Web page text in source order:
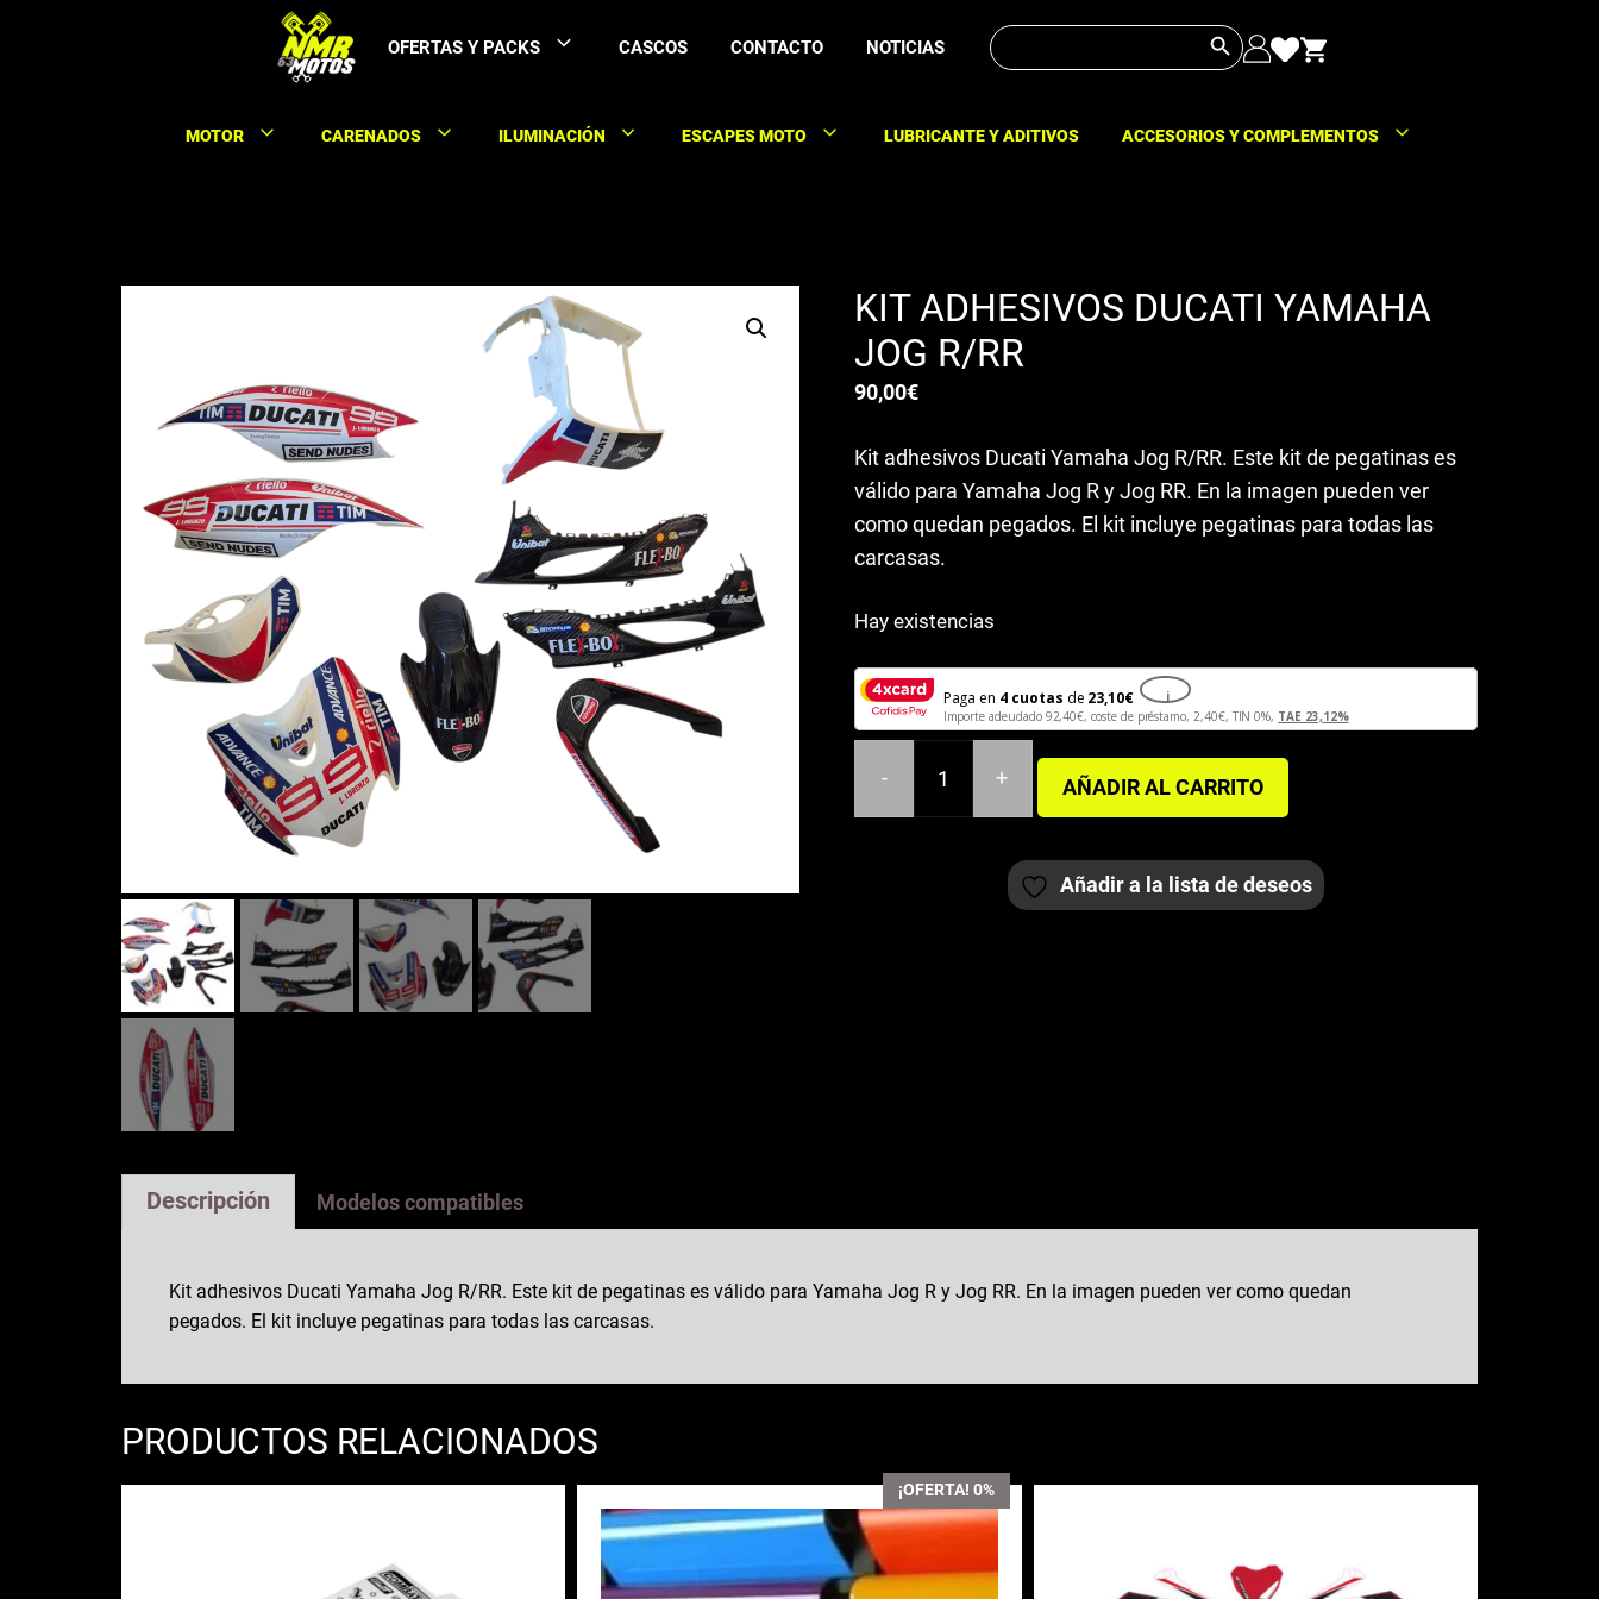
OFERTAS Y PACKS CASCOS CONTACTO NOTICIAS Buscar: Botón de búsqueda
MOTOR CARENADOS ILUMINACIÓN ESCAPES MOTO LUBRICANTE Y ADITIVOS ACCESORIOS Y COMPLEMENTOS
KIT ADHESIVOS DUCATI YAMAHA
JOG R/RR
90,00€
Kit adhesivos Ducati Yamaha Jog R/RR. Este kit de pegatinas es
válido para Yamaha Jog R y Jog RR. En la imagen pueden ver
como quedan pegados. El kit incluye pegatinas para todas las
carcasas.
Hay existencias
Paga en 4 cuotas de 23,10€
i
Importe adeudado 92,40€, coste de préstamo, 2,40€, TIN 0%, TAE 23,12%
-
ADHESIVOS
+ AÑADIR AL CARRITO
Añadir a la lista de deseos
Descripción Modelos compatibles
Kit adhesivos Ducati Yamaha Jog R/RR. Este kit de pegatinas es válido para Yamaha Jog R y Jog RR. En la imagen pueden ver como quedan
pegados. El kit incluye pegatinas para todas las carcasas.
PRODUCTOS RELACIONADOS
¡OFERTA! 0%